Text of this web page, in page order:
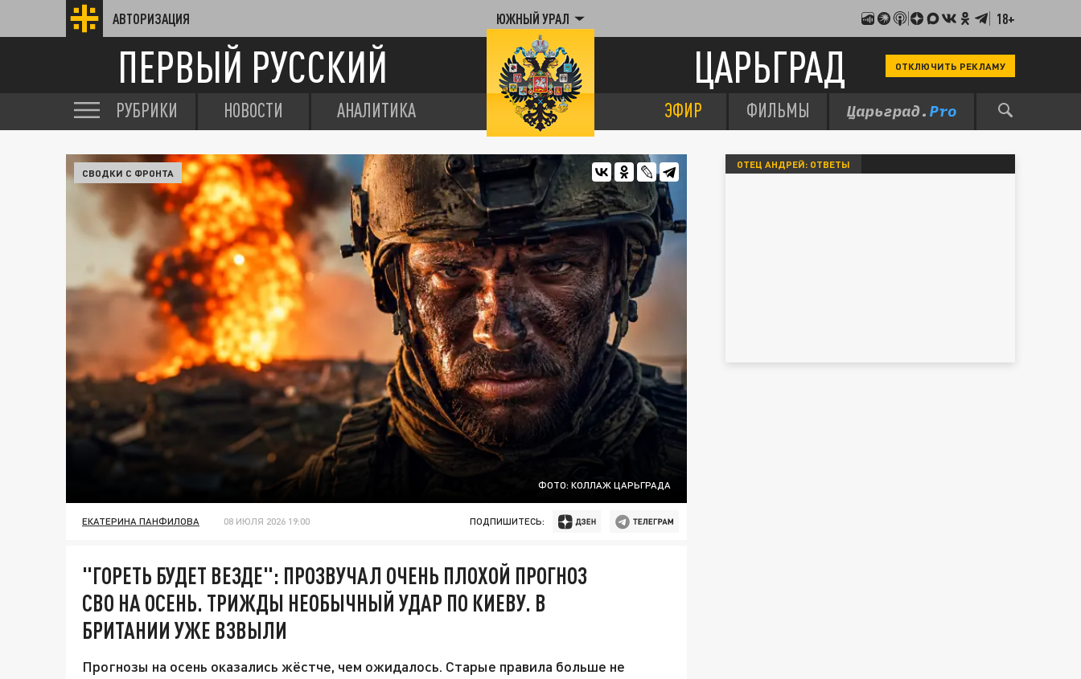
АВТОРИЗАЦИЯ ЮЖНЫЙ УРАЛ 18+
ПЕРВЫЙ РУССКИЙ ЦАРЬГРАД ОТКЛЮЧИТЬ РЕКЛАМУ
РУБРИКИ НОВОСТИ АНАЛИТИКА ЭФИР ФИЛЬМЫ
ФОТО: КОЛЛАЖ ЦАРЬГРАДА
СВОДКИ С ФРОНТА
ЕКАТЕРИНА ПАНФИЛОВА 08 ИЮЛЯ 2026 19:00 ПОДПИШИТЕСЬ:
"ГОРЕТЬ БУДЕТ ВЕЗДЕ": ПРОЗВУЧАЛ ОЧЕНЬ ПЛОХОЙ ПРОГНОЗ
СВО НА ОСЕНЬ. ТРИЖДЫ НЕОБЫЧНЫЙ УДАР ПО КИЕВУ. В
БРИТАНИИ УЖЕ ВЗВЫЛИ
Прогнозы на осень оказались жёстче, чем ожидалось. Старые правила больше не
ОТЕЦ АНДРЕЙ: ОТВЕТЫ